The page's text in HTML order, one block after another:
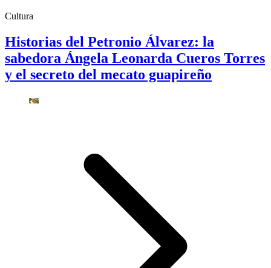
Cultura
Historias del Petronio Álvarez: la
sabedora Ángela Leonarda Cueros Torres
y el secreto del mecato guapireño